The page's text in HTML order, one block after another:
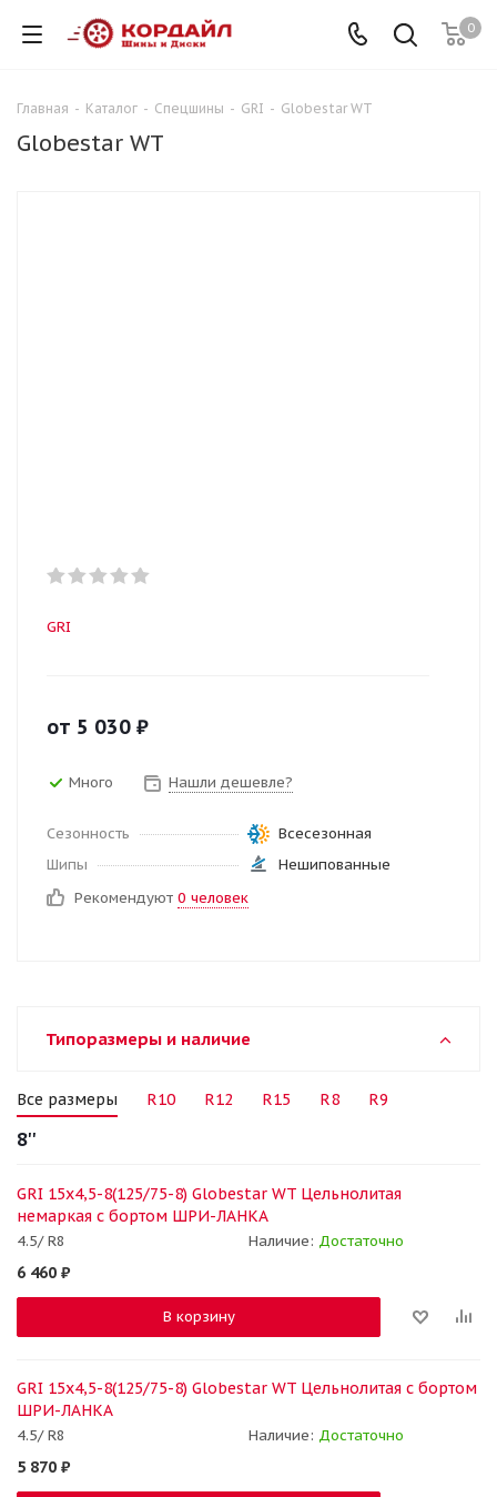
0
Главная - Каталог - Спецшины - GRI - Globestar WT
Globestar WT
GRI
от 5 030 ₽
Много Нашли дешевле?
Сезонность
Всесезонная
Шипы
Нешипованные
Рекомендуют 0 человек
Типоразмеры и наличие
Все размеры R10 R12 R15 R8 R9
8''
GRI 15x4,5-8(125/75-8) Globestar WT Цельнолитая
немаркая с бортом ШРИ-ЛАНКА
4.5/ R8 Наличие: Достаточно
6 460 ₽
В корзину
GRI 15x4,5-8(125/75-8) Globestar WT Цельнолитая с бортом
ШРИ-ЛАНКА
4.5/ R8 Наличие: Достаточно
5 870 ₽